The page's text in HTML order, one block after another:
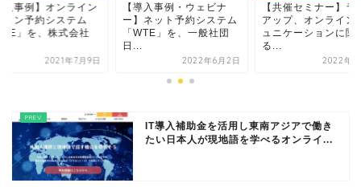
入事例】オンライン
スン予約システム
」を、株式会社
2021年7月9日
【導入事例・ウェビナ
ー】ネット予約システム
「WTE」を、一般社団
日...
2022年6月2日
【共催セミナー】ラ
アップ、オンライン
ュニケーションに関
る...
2022年7
IT導入補助金を活用し東南アジアで働き
たい日本人が現地語を学べるオンライ...